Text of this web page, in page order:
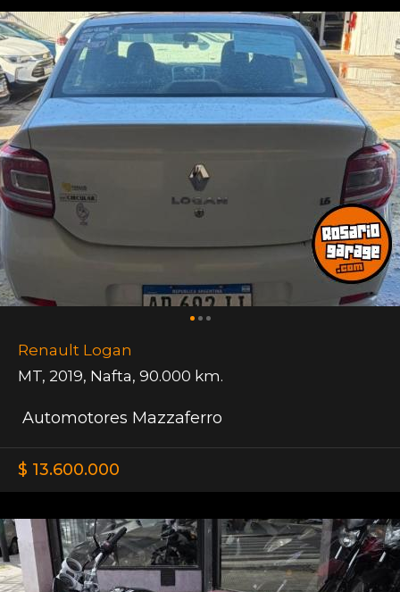
Renault Logan
MT, 2019, Nafta, 90.000 km.
Automotores Mazzaferro
$ 13.600.000